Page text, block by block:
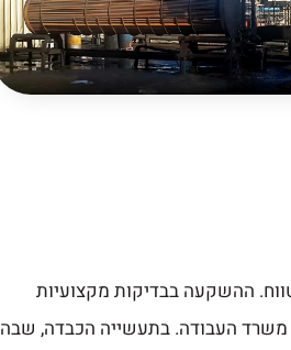
ההשקעה בבדיקות מקצועיות
משרד העבודה. בתעשייה הכבדה, שבה